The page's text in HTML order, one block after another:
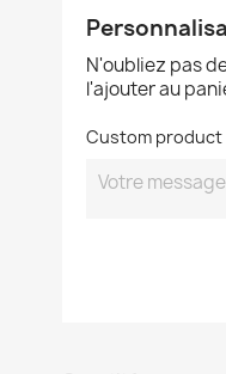
N'oubliez pas
l'ajouter au
Custom product